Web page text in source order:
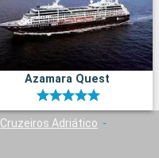
Azamara Quest
Cruzeiros Adriático